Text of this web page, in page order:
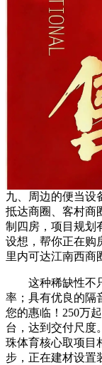
九、周边的便当设
抵达商圈、客村商
制四房，项目规划
设想，帮你正在购
里内可达江南西商
这种稀缺性不只
率；具有优良的隔
您的惠临！250万
台，达到交付尺度
珠体育核心取项目
步，正在建材设置